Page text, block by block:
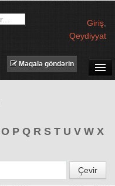
Giriş
Qeydiyyat
TƏDBİRLƏR
PROQRAMLAR
Məqalə göndərin
O P Q R S T U V W X
Çevir